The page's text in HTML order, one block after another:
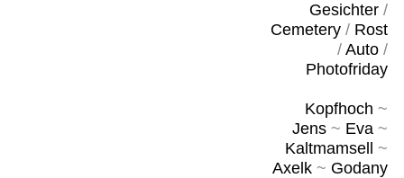
Gesichter/
Cemetery/ Rost
/ Auto/
Photofriday
Kopfhoch ~
Jens~ Eva~
Kaltmamsell
~
Axelk~ Godany